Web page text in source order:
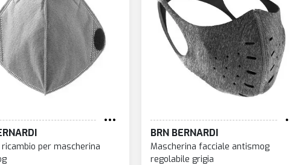
per mascherina
BRN BERNARDI
Mascherina facciale antismog
regolabile grigia